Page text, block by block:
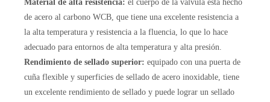
Material de alta resistencia: el cuerpo de la válvula está hecho
de acero al carbono WCB, que tiene una excelente resistencia a
la alta temperatura y resistencia a la fluencia, lo que lo hace
adecuado para entornos de alta temperatura y alta presión.
Rendimiento de sellado superior: equipado con una puerta de
cuña flexible y superficies de sellado de acero inoxidable, tiene
un excelente rendimiento de sellado y puede lograr un sellado